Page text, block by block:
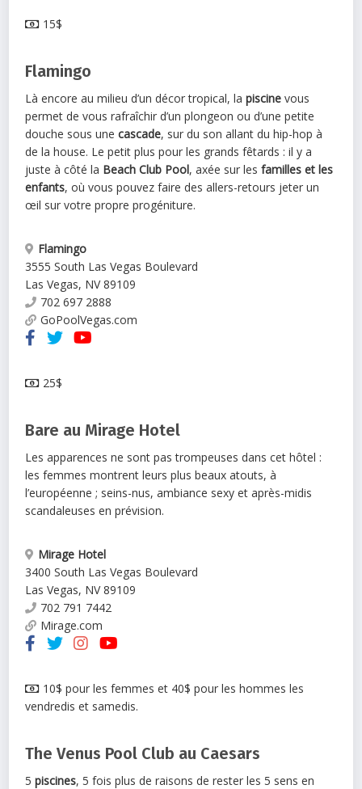
15$
Flamingo
Là encore au milieu d’un décor tropical, lapiscine vous
permet de vous rafraîchir d’un plongeon ou d’une petite
douche sous unecascade, sur du son allant du hip-hop à
de la house. Le petit plus pour les grands fêtards : il y a
juste à côté la Beach Club Pool, axée sur lesfamilles et les
enfants, où vous pouvez faire des allers-retours jeter un
œil sur votre propre progéniture.
Flamingo
3555 South Las Vegas Boulevard
Las Vegas, NV 89109
702 697 2888
GoPoolVegas.com
25$
Bare au Mirage Hotel
Les apparences ne sont pas trompeuses dans cet hôtel :
les femmes montrent leurs plus beaux atouts, à
l’européenne ; seins-nus, ambiance sexy et après-midis
scandaleuses en prévision.
Mirage Hotel
3400 South Las Vegas Boulevard
Las Vegas, NV 89109
702 791 7442
Mirage.com
10$ pour les femmes et 40$ pour les hommes les
vendredis et samedis.
The Venus Pool Club au Caesars
5piscines, 5 fois plus de raisons de rester les 5 sens en